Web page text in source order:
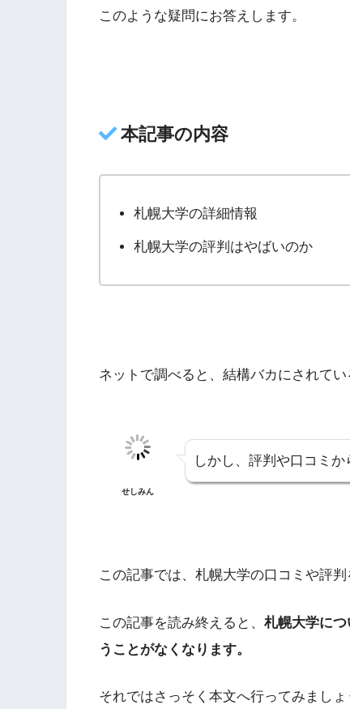
このような疑問にお答えします。
本記事の内容
札幌大学の詳細情報
札幌大学の評判はやばいのか
ネットで調べると、結構バカにされてい
せしみん
しかし、評判や口コミか
この記事では、札幌大学の口コミや評判
この記事を読み終えると、 札幌大学に
うことがなくなります。
それではさっそく本文へ行ってみましょ